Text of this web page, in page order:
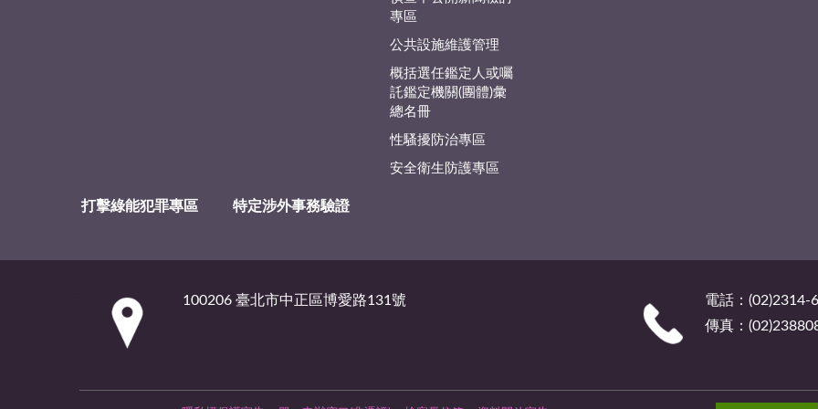
專區
公共設施維護管理
概括選任鑑定人或囑
託鑑定機關(團體)彙
總名冊
性騷擾防治專區
安全衛生防護專區
打擊綠能犯罪專區 特定涉外事務驗證
100206 臺北市中正區博愛路131號
電話：(02)2314-
傳真：